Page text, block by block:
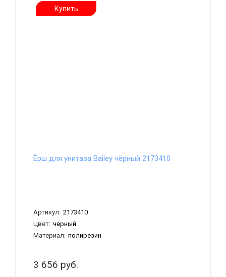
Купить
Ёрш для унитаза Bailey чёрный 2173410
Артикул: 2173410
Цвет: черный
Материал: полирезин
3 656 руб.